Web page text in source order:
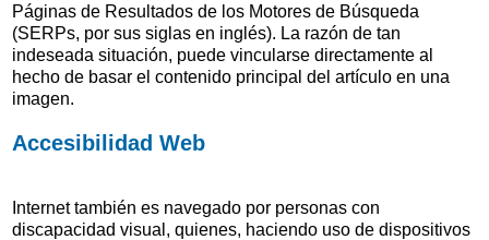
Páginas de Resultados de los Motores de Búsqueda
(SERPs, por sus siglas en inglés). La razón de tan
indeseada situación, puede vincularse directamente al
hecho de basar el contenido principal del artículo en una
imagen.
Accesibilidad Web
Internet también es navegado por personas con
discapacidad visual, quienes, haciendo uso de dispositivos